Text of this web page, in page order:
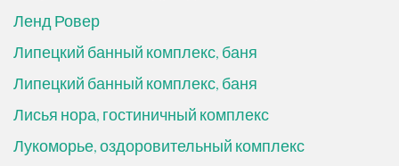
Ленд Ровер
Липецкий банный комплекс, баня
Липецкий банный комплекс, баня
Лисья нора, гостиничный комплекс
Лукоморье, оздоровительный комплекс